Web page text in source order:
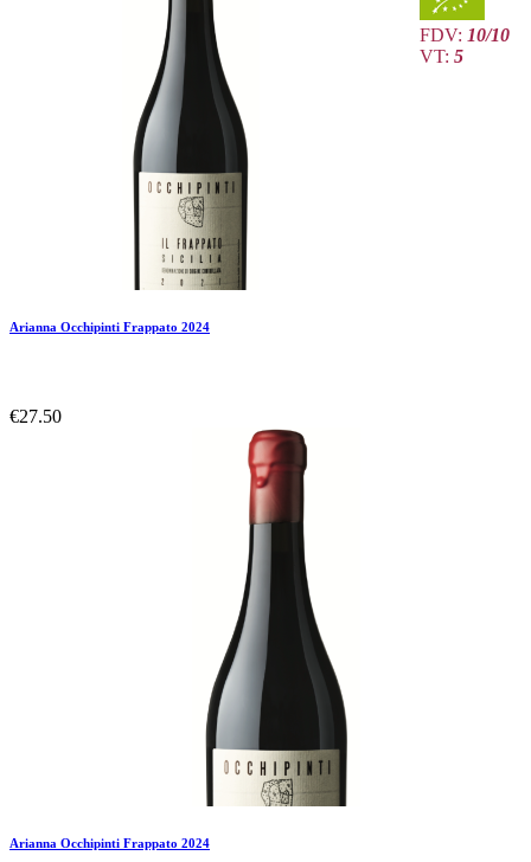
FDV: 10/10
VT: 5
Add To Compare
Add To Wishlist
Arianna Occhipinti Frappato 2024
€27.50
Arianna Occhipinti Frappato 2024